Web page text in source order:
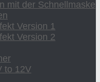
mit der Schnellmaske
Version 1
Version 2
to 12V